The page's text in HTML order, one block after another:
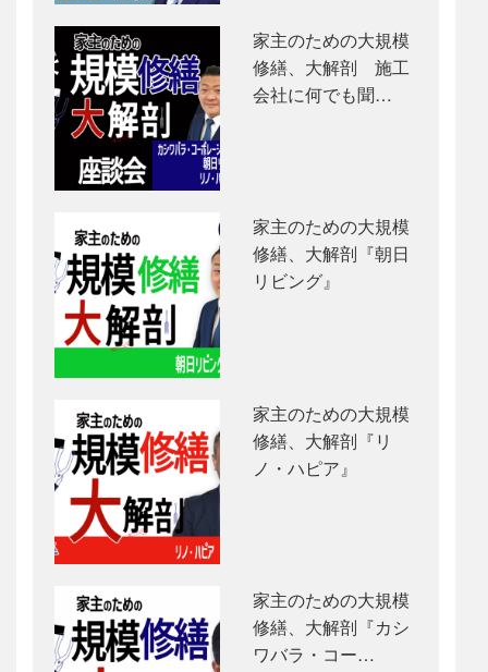
家主のための大規模
修繕、大解剖 施工
会社に何でも聞…
家主のための大規模
修繕、大解剖『朝日
リビング』
家主のための大規模
修繕、大解剖『リ
ノ・ハピア』
家主のための大規模
修繕、大解剖『カシ
ワバラ・コー…